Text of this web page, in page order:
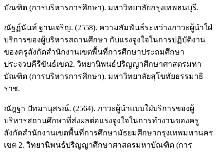
บัณฑิต (การบริหารการศึกษา). มหาวิทยาลัยกรุงเทพธนบุรี.
ณัฐฏ์นันท์ ฐานเจริญ. (2558). ความสัมพันธ์ระหว่างภาวะผู้นำใฝ่
บริการของผู้บริหารสถานศึกษา กับแรงจูงใจในการปฏิบัติงาน
ของครูสังกัดสำนักงานเขตพื้นที่การศึกษาประถมศึกษา
ประจวบคีรีขันธ์เขต2. วิทยานิพนธ์ปริญญาศึกษาศาสตรมหา
บัณฑิต (การบริหารการศึกษา). มหาวิทยาลัยสุโขทัยธรรมาธิ
ราช.
ณัฎฐา ปัทมานุสรณ์. (2564). ภาวะผู้นำแบบใฝ่บริการของผู้
บริหารสถานศึกษาที่ส่งผลต่อแรงจูงใจในการทำงานของครู
สังกัดสำนักงานเขตพื้นที่การศึกษามัธยมศึกษากรุงเทพมหานคร
เขต 2. วิทยานิพนธ์ปริญญาศึกษาศาสตรมหาบัณฑิต (การ